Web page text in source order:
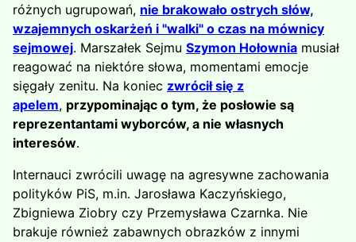
różnych ugrupowań, nie brakowało ostrych słów,
wzajemnych oskarżeń i "walki" o czas na mównicy
sejmowej. Marszałek Sejmu Szymon Hołownia musiał
reagować na niektóre słowa, momentami emocje
sięgały zenitu. Na koniec zwrócił się z
apelem, przypominając o tym, że posłowie są
reprezentantami wyborców, a nie własnych
interesów.
Internauci zwrócili uwagę na agresywne zachowania
polityków PiS, m.in. Jarosława Kaczyńskiego,
Zbigniewa Ziobry czy Przemysława Czarnka. Nie
brakuje również zabawnych obrazków z innymi